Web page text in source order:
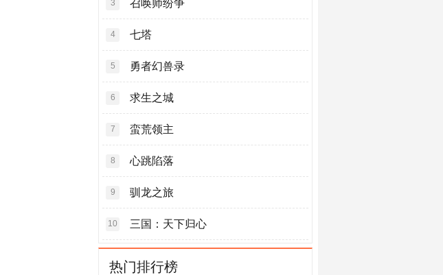
3 召唤师纷争
4 七塔
5 勇者幻兽录
6 求生之城
7 蛮荒领主
8 心跳陷落
9 驯龙之旅
10 三国：天下归心
热门排行榜